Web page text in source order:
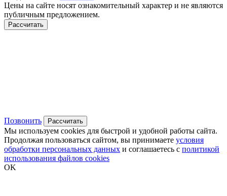
Цены на сайте носят ознакомительный характер и не являются
публичным предложением.
Рассчитать
Позвонить Рассчитать
Мы используем cookies для быстрой и удобной работы сайта.
Продолжая пользоваться сайтом, вы принимаете условия
обработки персональных данных и соглашаетесь с политикой
использования файлов cookies
OK